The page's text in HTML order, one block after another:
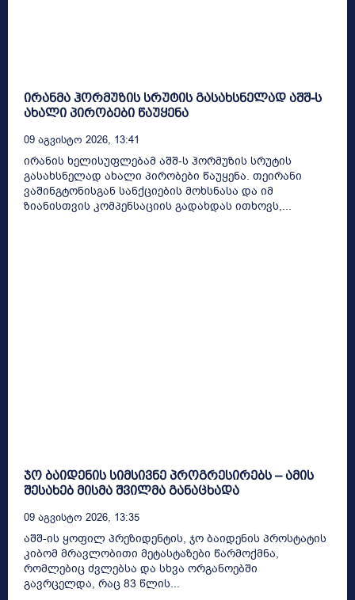
ირანმა ჰორმუზის სრუტის გასახსნელად აშშ-ს
ახალი პირობები წაუყენა
09 Აგვისტო 2026, 13:41
ირანის ხელისუფლებამ აშშ-ს ჰორმუზის სრუტის
გასახსნელად ახალი პირობები წაუყენა. თეირანი
ვაშინგტონისგან სანქციების მოხსნასა და იმ
ზიანისთვის კომპენსაციის გადახდას ითხოვს,...
ჯო ბაიდენის სიმსივნე პროგრესირებს – ამის
შესახებ მისმა შვილმა განაცხადა
09 Აგვისტო 2026, 13:35
აშშ-ის ყოფილ პრეზიდენტის, ჯო ბაიდენის პროსტატის
კიბომ მრავლობითი მეტასტაზები წარმოქმნა,
რომლებიც ძვლებსა და სხვა ორგანოებში
გავრცელდა, რაც 83 წლის...